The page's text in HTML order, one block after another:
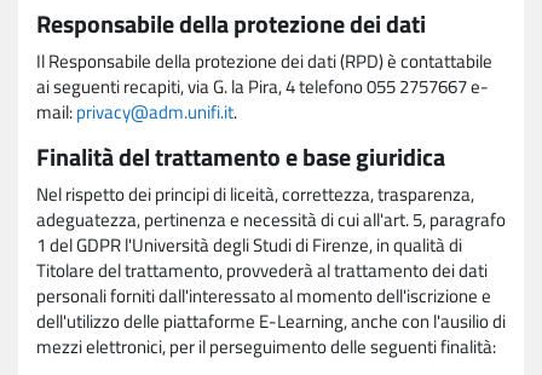
Responsabile della protezione dei dati
Il Responsabile della protezione dei dati (RPD) è contattabile
ai seguenti recapiti, via G. la Pira, 4 telefono 055 2757667 e-
mail:privacy@adm.unifi.it.
Finalità del trattamento e base giuridica
Nel rispetto dei principi di liceità, correttezza, trasparenza,
adeguatezza, pertinenza e necessità di cui all'art. 5, paragrafo
1 del GDPR l'Università degli Studi di Firenze, in qualità di
Titolare del trattamento, provvederà al trattamento dei dati
personali forniti dall'interessato al momento dell'iscrizione e
dell'utilizzo delle piattaforme E-Learning, anche con l'ausilio di
mezzi elettronici, per il perseguimento delle seguenti finalità: